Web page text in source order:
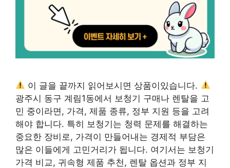
이 글을 끝까지 읽어보시면 상품이있습니다.
광주시 동구 계림1동에서 보청기 구매나 렌탈을 고
민 중이라면, 가격, 제품 종류, 정부 지원 등을 고려
해야 합니다. 특히 보청기는 청력 문제를 해결하는
중요한 장비로, 가격이 만들어내는 경제적 부담은
많은 이들에게 고민거리가 됩니다. 여기서는 보청기
가격 비교, 귀속형 제품 추천, 렌탈 옵션과 정부 지